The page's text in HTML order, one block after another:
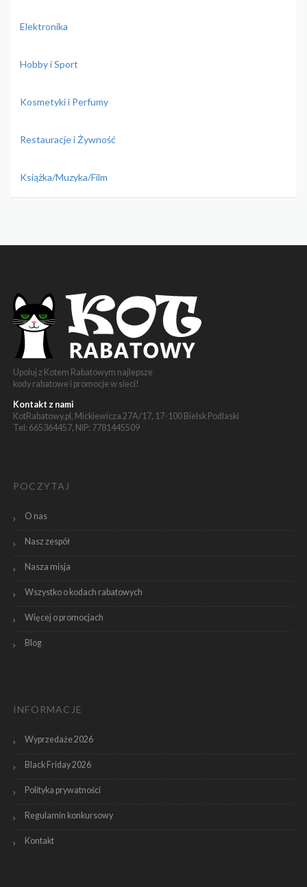
Elektronika
Hobby i Sport
Kosmetyki i Perfumy
Restauracje i Żywność
Książka/Muzyka/Film
Upoluj z Kotem Rabatowym najlepsze
kody rabatowe i promocje w sieci!
Kontakt z nami
KotRabatowy.pl, Mickiewicza 27A/17, 17-100 Bielsk Podlaski
Tel: 665364457, NIP: 7781445509
POCZYTAJ
O nas
Nasz zespół
Nasza misja
Wszystko o kodach rabatowych
Więcej o promocjach
Blog
INFORMACJE
Wyprzedaże 2026
Black Friday 2026
Polityka prywatności
Regulamin konkursowy
Kontakt